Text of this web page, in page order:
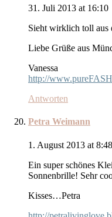
31. Juli 2013 at 16:10
Sieht wirklich toll aus
Liebe Grüße aus
Vanessa
http://
Antworten
Petra Weimann
1. August 2013 at 8:48
Ein super schönes
Sonnenbrille! Sehr
Kisses…Petra